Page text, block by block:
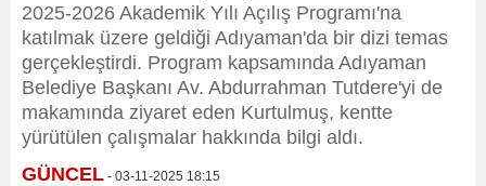
2025-2026 Akademik Yılı Açılış Programı'na
katılmak üzere geldiği Adıyaman'da bir dizi temas
gerçekleştirdi. Program kapsamında Adıyaman
Belediye Başkanı Av. Abdurrahman Tutdere'yi de
makamında ziyaret eden Kurtulmuş, kentte
yürütülen çalışmalar hakkında bilgi aldı.
GÜNCEL - 03-11-2025 18:15